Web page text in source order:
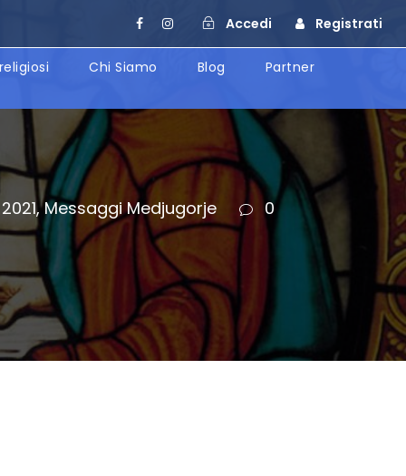
Accedi Registrati
Chi Siamo Blog Partner
, Messaggi Medjugorje 0